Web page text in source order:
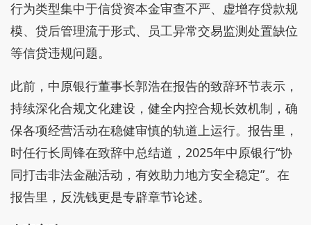
行为类型集中于信贷资本金审查不严、虚增存贷款规
模、贷后管理流于形式、员工异常交易监测处置缺位
等信贷违规问题。
此前，中原银行董事长郭浩在报告的致辞环节表示，
持续深化合规文化建设，健全内控合规长效机制，确
保各项经营活动在稳健审慎的轨道上运行。报告里，
时任行长周锋在致辞中总结道，2025年中原银行“协
同打击非法金融活动，有效助力地方安全稳定”。在
报告里，反洗钱更是专辟章节论述。